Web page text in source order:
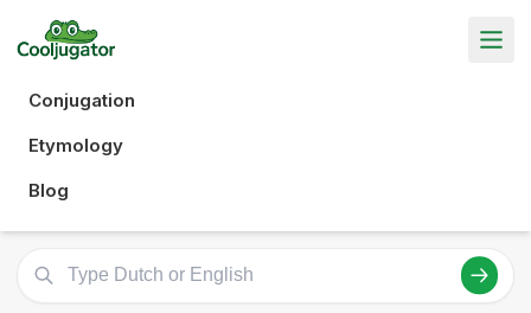
Conjugation
Etymology
Blog